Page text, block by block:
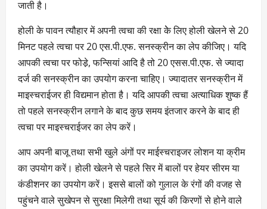
जाती है।
होली के पावन त्यौहार में अपनी त्वचा की रक्षा केे लिए होली खेलने से 20
मिनट पहले त्वचा पर 20 एस.पी.एफ. सनस्क्रीन का लेप कीजिए। यदि
आपकी त्वचा पर फोडे़, फन्सियां आदि है तो 20 एसस.पी.एफ. से ज्यादा
दर्ज की सनस्क्रीन का उपयोग करना चाहिए। ज्यादातर सनस्क्रीन में
माइस्चराईजर ही विद्यमान होता है। यदि आपकी त्वचा अत्याधिक शुष्क हैं
तो पहले सनस्क्रीन लगाने के बाद कुछ समय इंतजार करने के बाद ही
त्वचा पर माइस्चराईजर का लेप करें।
आप अपनी बाजू तथा सभी खुले अंगों पर माईस्चराइजर लोशन या क्रीम
का उपयोग करें। होली खेलने से पहले सिर में बालों पर हेयर सीरम या
कंडीशनर का उपयोग करें। इससे बालों को गुलाल के रंगों की वजह से
पहुंचने वाले सुखेपन से सुरक्षा मिलेगी तथा सूर्य की किरणों से होने वाले